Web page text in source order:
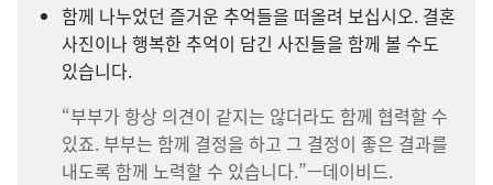
함께 나누었던 즐거운 추억들을 떠올려 보십시오. 결혼
사진이나 행복한 추억이 담긴 사진들을 함께 볼 수도
있습니다.
“부부가 항상 의견이 같지는 않더라도 함께 협력할 수
있죠. 부부는 함께 결정을 하고 그 결정이 좋은 결과를
내도록 함께 노력할 수 있습니다.”—데이비드.